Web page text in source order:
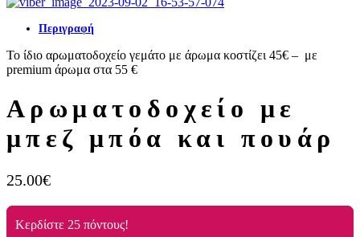
Περιγραφή
Το ίδιο αρωματοδοχείο γεμάτο με άρωμα κοστίζει 45€ – με
premium άρωμα στα 55 €
Αρωματοδοχείο με
μπεζ μπόα και πουάρ
25.00€
Κερδίστε 25 πόντους!